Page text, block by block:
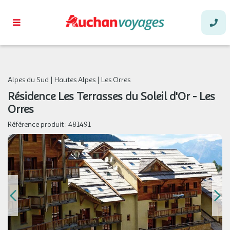
Alpes du Sud | Hautes Alpes | Les Orres
Résidence Les Terrasses du Soleil d'Or - Les
Orres
Référence produit : 481491